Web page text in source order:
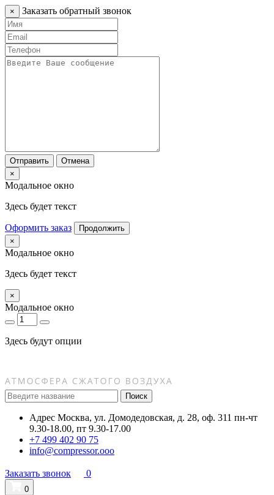
× Заказать обратный звонок
Отправить
Отмена
×
Модальное окно
Здесь будет текст
Оформить заказ
Продолжить
×
Модальное окно
Здесь будет текст
×
Модальное окно
Здесь будут опции
Поиск
Адрес Москва, ул. Домодедовская, д. 28, оф. 311 пн-чт
9.30-18.00, пт 9.30-17.00
+7 499 402 90 75
info@compressor.ooo
Заказать звонок 0
0